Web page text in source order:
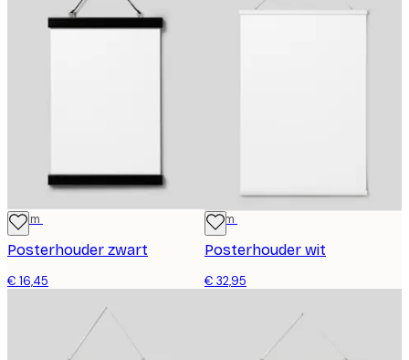
22 cm
Posterhouder zwart
€ 16,45
71 cm
Posterhouder wit
€ 32,95